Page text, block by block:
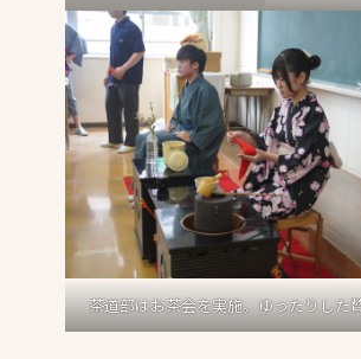
茶道部はお茶会を実施。ゆったりした